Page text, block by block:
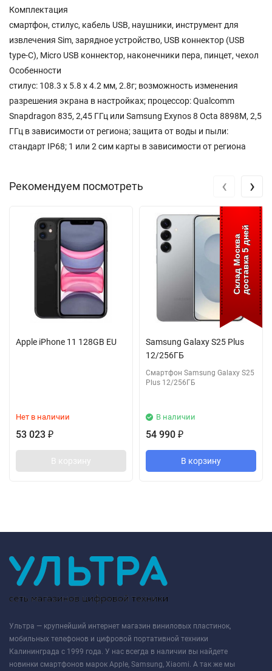
Комплектация
смартфон, стилус, кабель USB, наушники, инструмент для
извлечения Sim, зарядное устройство, USB коннектор (USB
type-C), Micro USB коннектор, наконечники пера, пинцет, чехол
Особенности
стилус: 108.3 x 5.8 x 4.2 мм, 2.8г; возможность изменения
разрешения экрана в настройках; процессор: Qualcomm
Snapdragon 835, 2,45 ГГц или Samsung Exynos 8 Octa 8898M, 2,5
ГГц в зависимости от региона; защита от воды и пыли:
стандарт IP68; 1 или 2 сим карты в зависимости от региона
Рекомендуем посмотреть
Apple iPhone 11 128GB EU
Нет в наличии
53 023 ₽
В корзину
Склад Москвадоставка 5 дней
Samsung Galaxy S25 Plus
12/256ГБ
Смартфон Samsung Galaxy S25
Plus 12/256ГБ
В наличии
54 990 ₽
В корзину
‹ ›
Ультра — крупнейший интернет магазин виниловых пластинок,
мобильных телефонов и цифровой портативной техники
Калининграда с 1999 года. У нас всегда в наличии вы найдете
новинки смартфонов марок Apple, Samsung, Xiaomi. А так же мы